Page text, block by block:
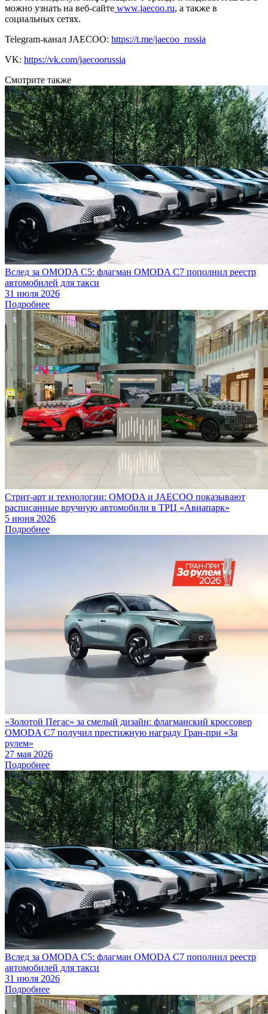
можно узнать на веб-сайте www.jaecoo.ru, а также в
социальных сетях.
Telegram-канал JAECOO: https://t.me/jaecoo_russia
VK: https://vk.com/jaecoorussia
Смотрите также
Вслед за OMODA C5: флагман OMODA C7 пополнил реестр
автомобилей для такси
31 июля 2026
Подробнее
Стрит-арт и технологии: OMODA и JAECOO показывают
расписанные вручную автомобили в ТРЦ «Авиапарк»
5 июня 2026
Подробнее
«Золотой Пегас» за смелый дизайн: флагманский кроссовер
OMODA C7 получил престижную награду Гран-при «За
рулем»
27 мая 2026
Подробнее
Вслед за OMODA C5: флагман OMODA C7 пополнил реестр
автомобилей для такси
31 июля 2026
Подробнее